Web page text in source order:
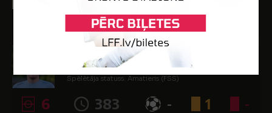
- -
Edgars Ružello
Dzimšanas datums: 09.11.1988.
Spēlētāja statuss: Amatieris (FSS)
6 383 - 1 -